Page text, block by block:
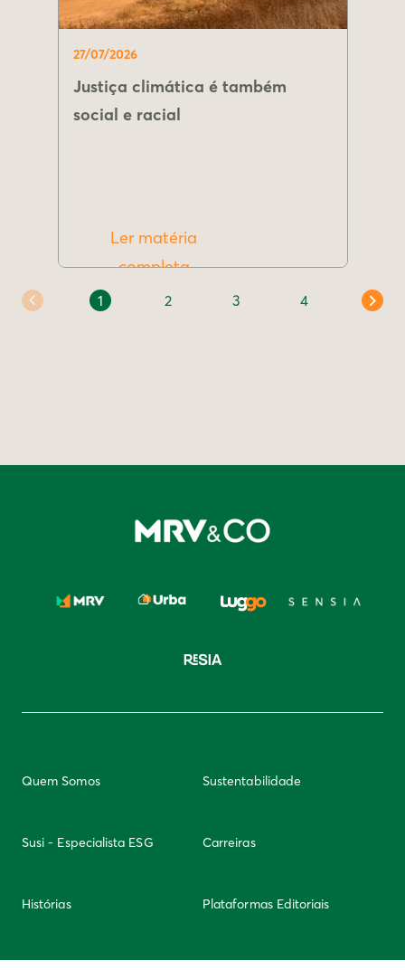
27/07/2026
Justiça climática é também
social e racial
Ler matéria
completa
1 2 3 4
Quem Somos Sustentabilidade
Susi - Especialista ESG Carreiras
Histórias Plataformas Editoriais
Newsletter Integridade